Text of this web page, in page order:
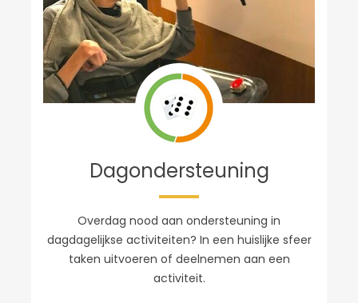
Dagondersteuning
Overdag nood aan ondersteuning in
dagdagelijkse activiteiten? In een huislijke sfeer
taken uitvoeren of deelnemen aan een
activiteit.